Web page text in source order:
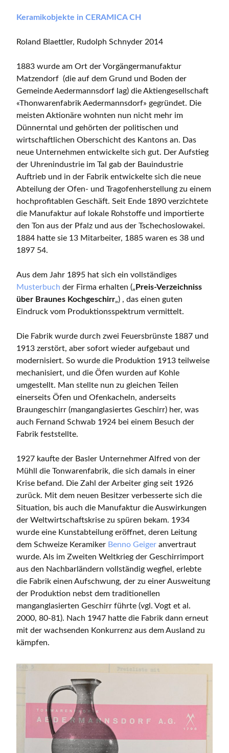
Keramikobjekte in CERAMICA CH
Roland Blaettler, Rudolph Schnyder 2014
1883 wurde am Ort der Vorgängermanufaktur
Matzendorf (die auf dem Grund und Boden der
Gemeinde Aedermannsdorf lag) die Aktiengesellschaft
«Thonwarenfabrik Aedermannsdorf» gegründet. Die
meisten Aktionäre wohnten nun nicht mehr im
Dünnerntal und gehörten der politischen und
wirtschaftlichen Oberschicht des Kantons an. Das
neue Unternehmen entwickelte sich gut. Der Aufstieg
der Uhrenindustrie im Tal gab der Bauindustrie
Auftrieb und in der Fabrik entwickelte sich die neue
Abteilung der Ofen- und Tragofenherstellung zu einem
hochprofitablen Geschäft. Seit Ende 1890 verzichtete
die Manufaktur auf lokale Rohstoffe und importierte
den Ton aus der Pfalz und aus der Tschechoslowakei.
1884 hatte sie 13 Mitarbeiter, 1885 waren es 38 und
1897 54.
Aus dem Jahr 1895 hat sich ein vollständiges
Musterbuch der Firma erhalten („ Preis-Verzeichniss
über Braunes Kochgeschirr„) , das einen guten
Eindruck vom Produktionsspektrum vermittelt.
Die Fabrik wurde durch zwei Feuersbrünste 1887 und
1913 zerstört, aber sofort wieder aufgebaut und
modernisiert. So wurde die Produktion 1913 teilweise
mechanisiert, und die Öfen wurden auf Kohle
umgestellt. Man stellte nun zu gleichen Teilen
einerseits Öfen und Ofenkacheln, anderseits
Braungeschirr (manganglasiertes Geschirr) her, was
auch Fernand Schwab 1924 bei einem Besuch der
Fabrik feststellte.
1927 kaufte der Basler Unternehmer Alfred von der
Mühll die Tonwarenfabrik, die sich damals in einer
Krise befand. Die Zahl der Arbeiter ging seit 1926
zurück. Mit dem neuen Besitzer verbesserte sich die
Situation, bis auch die Manufaktur die Auswirkungen
der Weltwirtschaftskrise zu spüren bekam. 1934
wurde eine Kunstabteilung eröffnet, deren Leitung
dem Schweize Keramiker Benno Geiger anvertraut
wurde. Als im Zweiten Weltkrieg der Geschirrimport
aus den Nachbarländern vollständig wegfiel, erlebte
die Fabrik einen Aufschwung, der zu einer Ausweitung
der Produktion nebst dem traditionellen
manganglasierten Geschirr führte (vgl. Vogt et al.
2000, 80-81). Nach 1947 hatte die Fabrik dann erneut
mit der wachsenden Konkurrenz aus dem Ausland zu
kämpfen.